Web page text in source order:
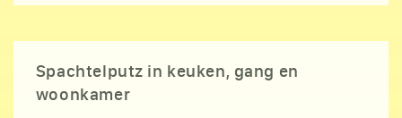
Spachtelputz in keuken, gang en
woonkamer